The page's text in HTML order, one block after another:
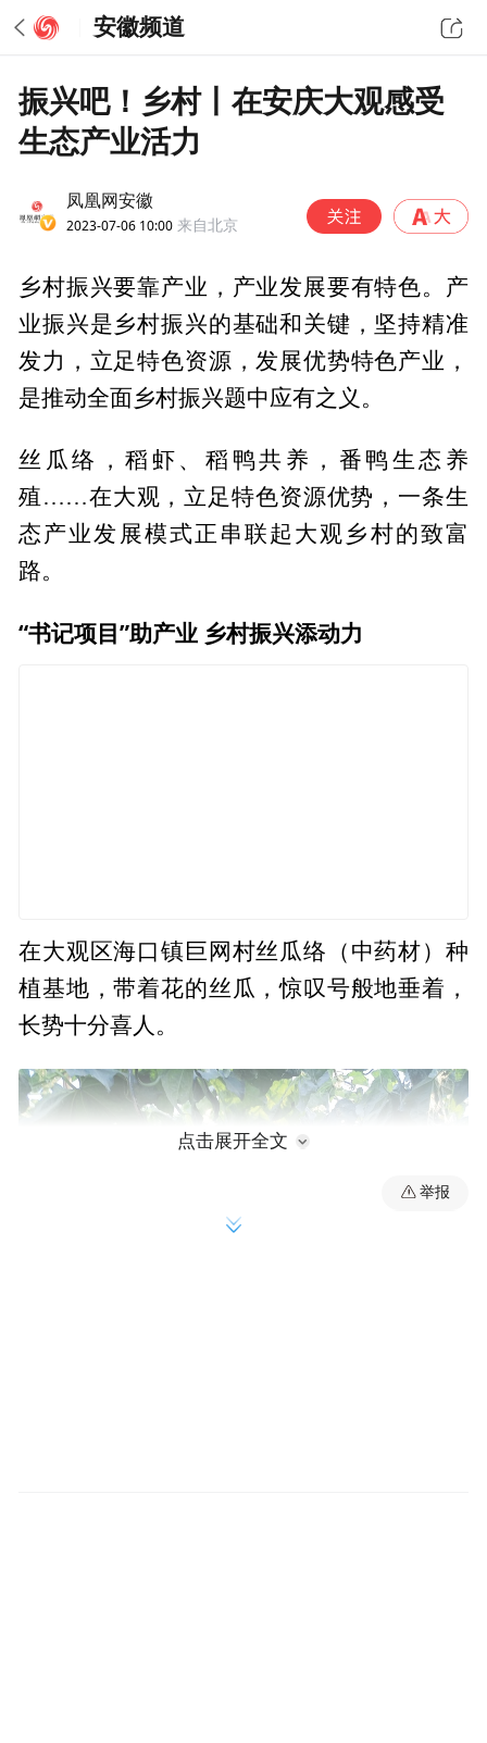
安徽频道
振兴吧！乡村丨在安庆大观感受
生态产业活力
凤凰网安徽
2023-07-06 10:00 来自北京
乡村振兴要靠产业，产业发展要有特色。产
业振兴是乡村振兴的基础和关键，坚持精准
发力，立足特色资源，发展优势特色产业，
是推动全面乡村振兴题中应有之义。
丝瓜络，稻虾、稻鸭共养，番鸭生态养
殖……在大观，立足特色资源优势，一条生
态产业发展模式正串联起大观乡村的致富
路。
“书记项目”助产业 乡村振兴添动力
在大观区海口镇巨网村丝瓜络（中药材）种
植基地，带着花的丝瓜，惊叹号般地垂着，
长势十分喜人。
点击展开全文
举报